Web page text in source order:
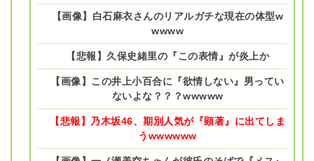
【画像】白石麻衣さんのリアルガチな現在の体型w
wwww
【悲報】久保史緒里の『この表情』が炎上か
【画像】この井上小百合に『欲情しない』男ってい
ないよな？？？wwwww
【悲報】乃木坂46、期別人気が『顕著』に出てしま
うwwwwww